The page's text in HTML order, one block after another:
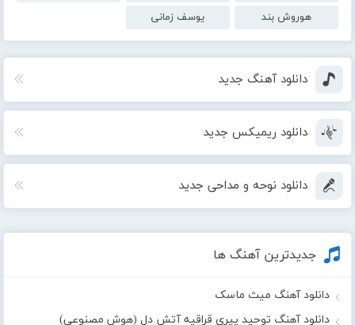
هوروش بند
یوسف زمانی
دانلود آهنگ جدید
دانلود ریمیکس جدید
دانلود نوحه و مداحی جدید
جدیدترین آهنگ ها
دانلود آهنگ میث ماسک
دانلود آهنگ توحید پیری قراقیه آتش دل (هوش مصنوعی)